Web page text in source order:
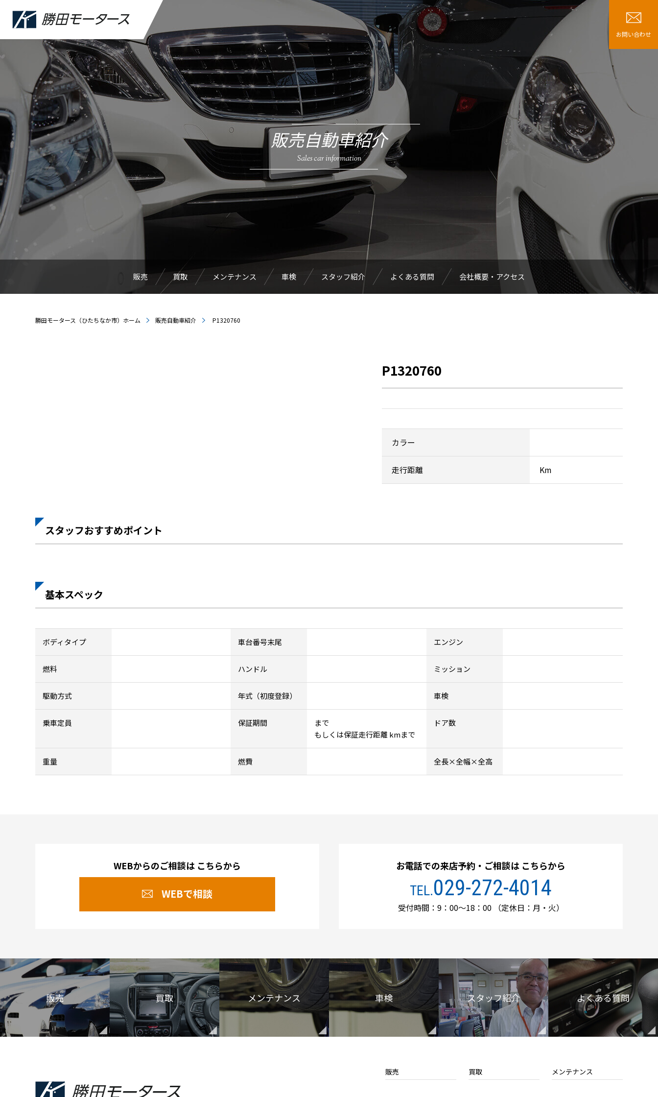
お問い合わせ
販売自動車紹介
Sales car information
販売 買取 メンテナンス 車検 スタッフ紹介 よくある質問 会社概要・アクセス
勝田モータース（ひたちなか市）ホーム 販売自動車紹介 P1320760
P1320760
カラー
走行距離 Km
スタッフおすすめポイント
基本スペック
ボディタイプ 車台番号末尾 エンジン
燃料 ハンドル ミッション
駆動方式 年式（初度登録） 車検
乗車定員 保証期間
まで
もしくは保証走行距離 kmまで
ドア数
重量 燃費 全長×全幅×全高
WEBからのご相談は こちらから
WEBで相談
お電話での来店予約・ご相談は こちらから
TEL.029-272-4014
受付時間：9：00～18：00（定休日：月・火）
販売 買取 メンテナンス 車検 スタッフ紹介 よくある質問
販売 買取 メンテナンス